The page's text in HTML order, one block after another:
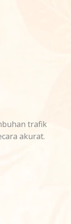
trafik
akurat.